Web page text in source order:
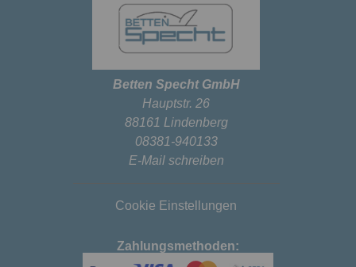
Betten Specht GmbH
Hauptstr. 26
88161 Lindenberg
08381-940133
E-Mail schreiben
Cookie Einstellungen
Zahlungsmethoden: